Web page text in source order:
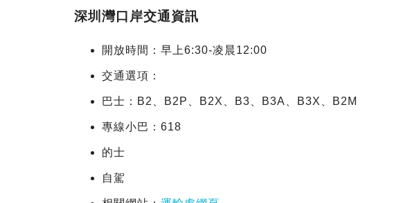
深圳灣口岸交通資訊
開放時間：早上6:30-凌晨12:00
交通選項：
巴士：B2、B2P、B2X、B3、B3A、B3X、B2M
專線小巴：618
的士
自駕